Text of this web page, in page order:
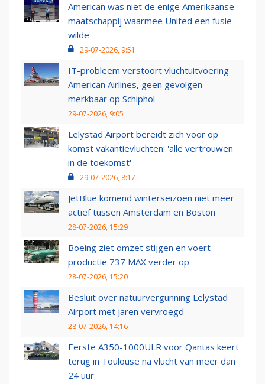
American was niet de enige Amerikaanse
maatschappij waarmee United een fusie
wilde
29-07-2026, 9:51
IT-probleem verstoort vluchtuitvoering
American Airlines, geen gevolgen
merkbaar op Schiphol
29-07-2026, 9:05
Lelystad Airport bereidt zich voor op
komst vakantievluchten: 'alle vertrouwen
in de toekomst'
29-07-2026, 8:17
JetBlue komend winterseizoen niet meer
actief tussen Amsterdam en Boston
28-07-2026, 15:29
Boeing ziet omzet stijgen en voert
productie 737 MAX verder op
28-07-2026, 15:20
Besluit over natuurvergunning Lelystad
Airport met jaren vervroegd
28-07-2026, 14:16
Eerste A350-1000ULR voor Qantas keert
terug in Toulouse na vlucht van meer dan
24 uur